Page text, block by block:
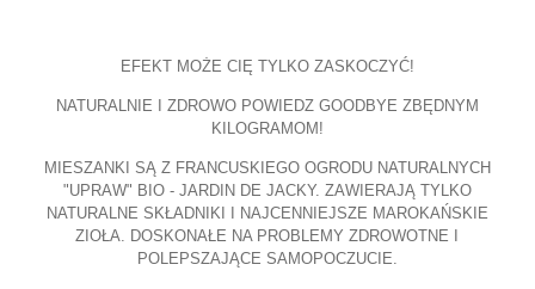
EFEKT MOŻE CIĘ TYLKO ZASKOCZYĆ!
NATURALNIE I ZDROWO POWIEDZ GOODBYE ZBĘDNYM
KILOGRAMOM!
MIESZANKI SĄ Z FRANCUSKIEGO OGRODU NATURALNYCH
"UPRAW" BIO - JARDIN DE JACKY. ZAWIERAJĄ TYLKO
NATURALNE SKŁADNIKI I NAJCENNIEJSZE MAROKAŃSKIE
ZIOŁA. DOSKONAŁE NA PROBLEMY ZDROWOTNE I
POLEPSZAJĄCE SAMOPOCZUCIE.